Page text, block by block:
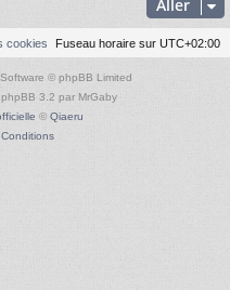
e
r
Aller
Fuseau horaire sur UTC+02:00
cookies
© phpBB Limited
3.2 par MrGaby
© Qiaeru
Conditions